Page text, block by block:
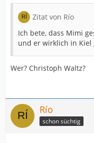
Zitat von Río
Ich bete, dass Mimi
und er wirklich in Kiel
Wer? Christoph Waltz?
Río
schon süchtig